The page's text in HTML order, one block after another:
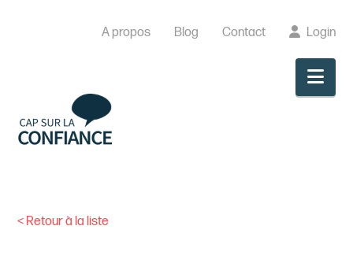
A propos Blog Contact Login
< Retour à la liste